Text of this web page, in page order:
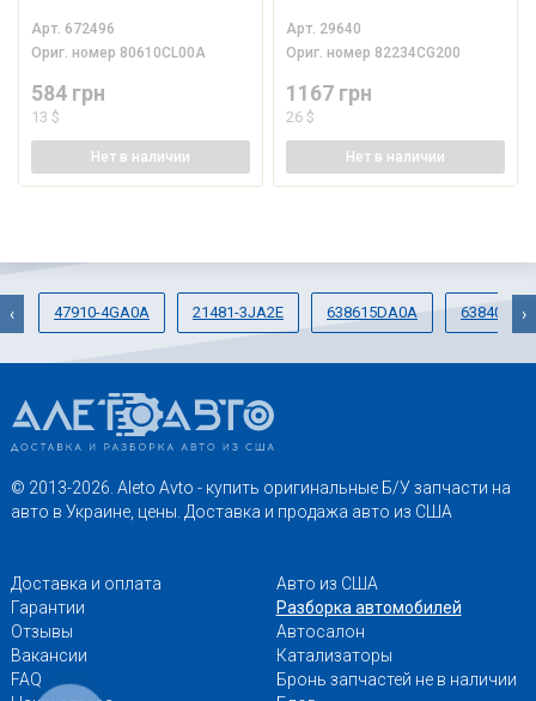
Арт. 672496
Ориг. номер 80610CL00A
584 грн
13 $
Нет в наличии
Арт. 29640
Ориг. номер 82234CG200
1167 грн
26 $
Нет в наличии
47910-4GA0A 21481-3JA2E 638615DA0A 63840-
‹ ›
© 2013-2026. Aleto Avto - купить оригинальные Б/У запчасти на
авто в Украине, цены. Доставка и продажа авто из США
Доставка и оплата
Гарантии
Отзывы
Вакансии
FAQ
Авто из США
Разборка автомобилей
Автосалон
Катализаторы
Бронь запчастей не в наличии